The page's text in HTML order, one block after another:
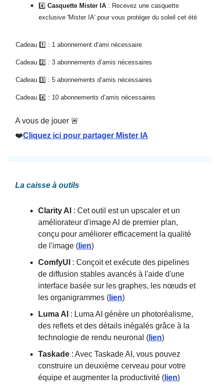
4️⃣ Casquette Mister IA : Recevez une casquette
exclusive 'Mister IA' pour vous protéger du soleil cet été
Cadeau 1️⃣ : 1 abonnement d’ami nécessaire
Cadeau 2️⃣ : 3 abonnements d’amis nécessaires
Cadeau 3️⃣ : 5 abonnements d’amis nécessaires
Cadeau 4️⃣ : 10 abonnements d’amis nécessaires
A vous de jouer 🚨
❤️Cliquez ici pour partager Mister IA
La caisse à outils
Clarity AI : Cet outil est un upscaler et un
améliorateur d'image AI de premier plan,
conçu pour améliorer efficacement la qualité
de l'image ( lien)
ComfyUI : Conçoit et exécute des pipelines
de diffusion stables avancés à l'aide d'une
interface basée sur les graphes, les nœuds et
les organigrammes ( lien)
Luma AI : Luma AI génère un photoréalisme,
des reflets et des détails inégalés grâce à la
technologie de rendu neuronal ( lien)
Taskade : Avec Taskade AI, vous pouvez
construire un deuxième cerveau pour votre
équipe et augmenter la productivité ( lien)